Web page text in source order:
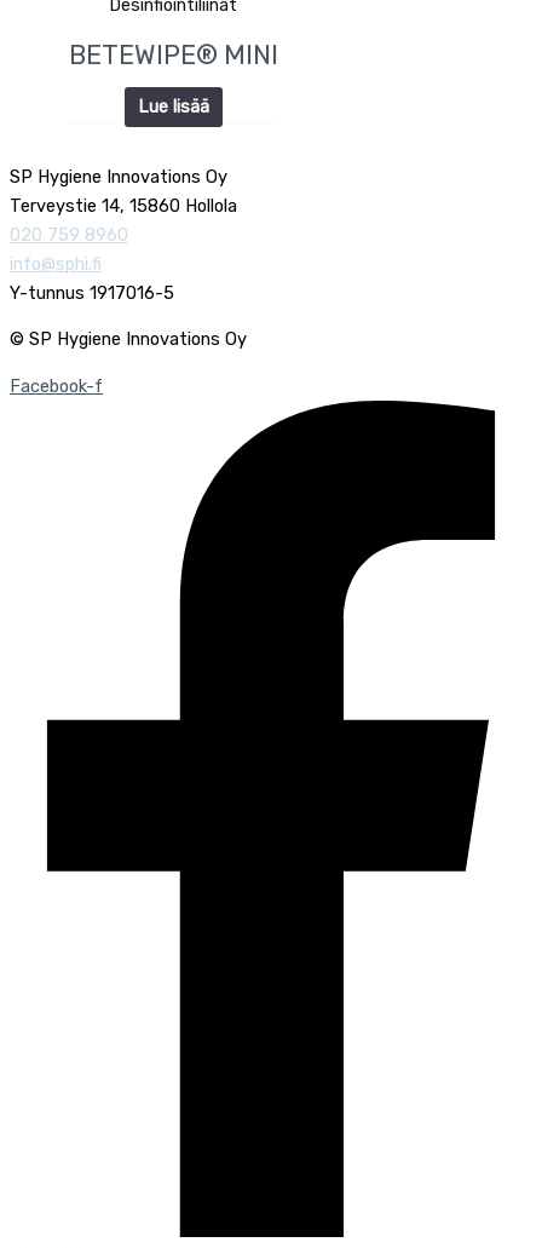
Desinfiointiliinat
BETEWIPE® MINI
Lue lisää
SP Hygiene Innovations Oy
Terveystie 14, 15860 Hollola
020 759 8960
info@sphi.fi
Y-tunnus 1917016-5
© SP Hygiene Innovations Oy
Facebook-f